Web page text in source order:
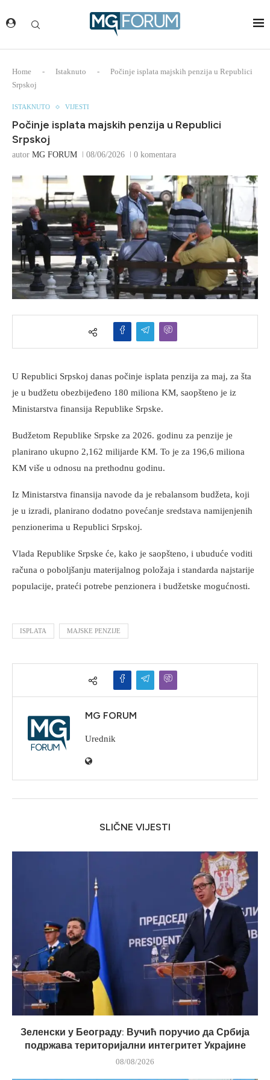
Home - Istaknuto -
Počinje isplata majskih penzija u Republici
Srpskoj
ISTAKNUTO VIJESTI
Počinje isplata majskih penzija u Republici
Srpskoj
autor MG FORUM 08/06/2026 0 komentara
U Republici Srpskoj danas počinje isplata penzija za maj, za šta
je u budžetu obezbijeđeno 180 miliona KM, saopšteno je iz
Ministarstva finansija Republike Srpske.
Budžetom Republike Srpske za 2026. godinu za penzije je
planirano ukupno 2,162 milijarde KM. To je za 196,6 miliona
KM više u odnosu na prethodnu godinu.
Iz Ministarstva finansija navode da je rebalansom budžeta, koji
je u izradi, planirano dodatno povećanje sredstava namijenjenih
penzionerima u Republici Srpskoj.
Vlada Republike Srpske će, kako je saopšteno, i ubuduće voditi
računa o poboljšanju materijalnog položaja i standarda najstarije
populacije, prateći potrebe penzionera i budžetske mogućnosti.
ISPLATA MAJSKE PENZIJE
MG FORUM
Urednik
SLIČNE VIJESTI
Зеленски у Београду: Вучић поручио да Србија
подржава територијални интегритет Украјине
08/08/2026